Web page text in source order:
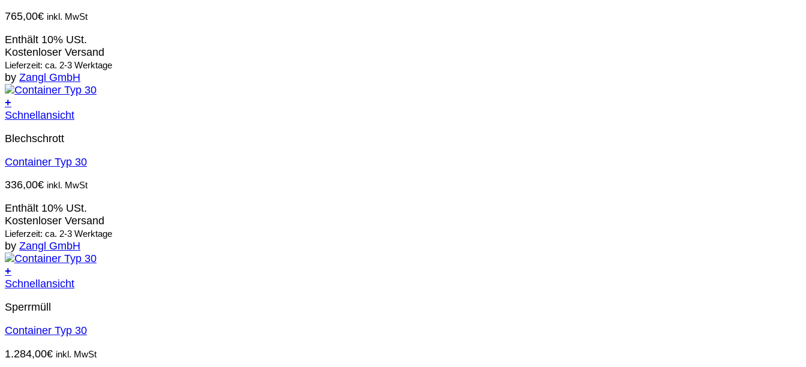
765,00€ inkl. MwSt
Enthält 10% USt.
Kostenloser Versand
Lieferzeit: ca. 2-3 Werktage
by Zangl GmbH
+
Schnellansicht
Blechschrott
Container Typ 30
336,00€ inkl. MwSt
Enthält 10% USt.
Kostenloser Versand
Lieferzeit: ca. 2-3 Werktage
by Zangl GmbH
+
Schnellansicht
Sperrmüll
Container Typ 30
1.284,00€ inkl. MwSt